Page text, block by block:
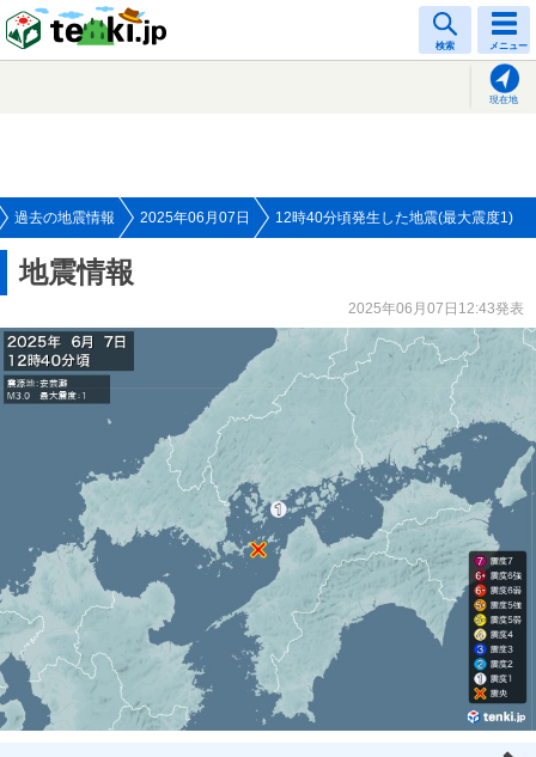
検索 メニュー
現在地
過去の地震情報 2025年06月07日 12時40分頃発生した地震(最大震度1)
地震情報
2025年06月07日12:43発表